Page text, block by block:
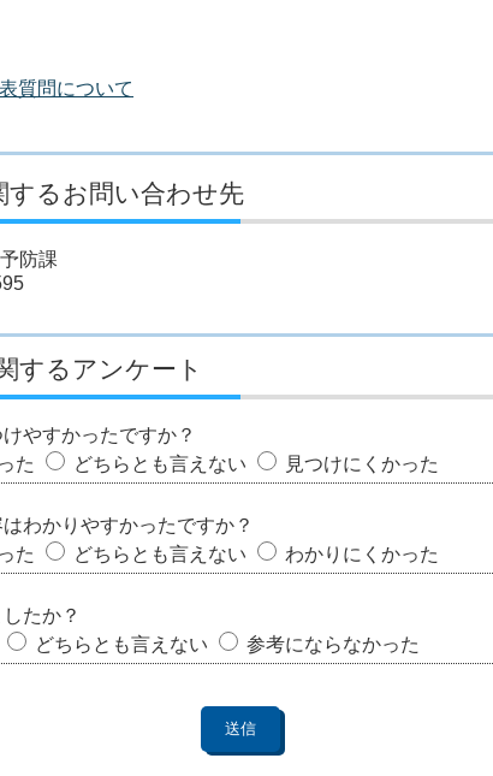
質問について
するお問い合わせ先
防課
するアンケート
やすかったですか？
た
どちらとも言えない 見つけにくかった
わかりやすかったですか？
た
どちらとも言えない わかりにくかった
たか？
どちらとも言えない 参考にならなかった